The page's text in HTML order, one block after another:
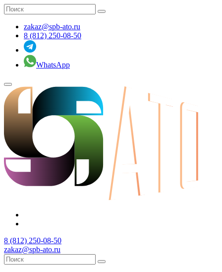
zakaz@spb-ato.ru
8 (812) 250-08-50
WhatsApp
8 (812) 250-08-50
zakaz@spb-ato.ru